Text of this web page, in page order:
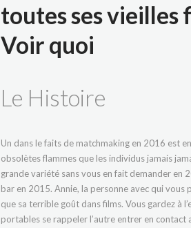
toutes ses vieilles
Voir quoi
Le Histoire
Un dans le faits de matchmaking en 2016 est
obsolètes flammes que les individus jamais
grande variété sans vous en fait demander en
bar en 2015. Annie, la personne avec qui vous
que sa terrible goût dans films. Vous gardez à
portables se rappeler l’autre entrer en contact